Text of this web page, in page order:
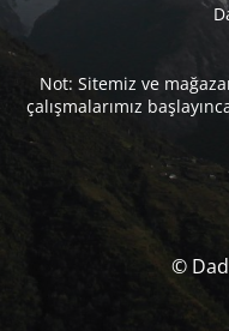
Not: Sitemiz ve
çalışmalarımız
©